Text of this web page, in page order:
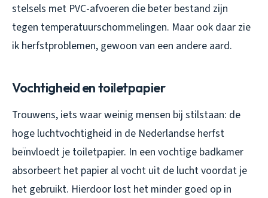
stelsels met PVC-afvoeren die beter bestand zijn
tegen temperatuurschommelingen. Maar ook daar zie
ik herfstproblemen, gewoon van een andere aard.
Vochtigheid en toiletpapier
Trouwens, iets waar weinig mensen bij stilstaan: de
hoge luchtvochtigheid in de Nederlandse herfst
beïnvloedt je toiletpapier. In een vochtige badkamer
absorbeert het papier al vocht uit de lucht voordat je
het gebruikt. Hierdoor lost het minder goed op in